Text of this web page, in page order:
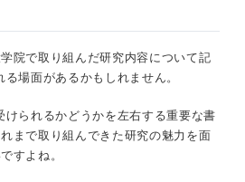
ESで研究内容を書く際のおすすめ
院で取り組んだ研究内容について記
場面があるかもしれません。
けられるかどうかを左右する重要な書
まで取り組んできた研究の魅力を面
すよね。
かを知りたいから
の研究内容に書くべき内容を解